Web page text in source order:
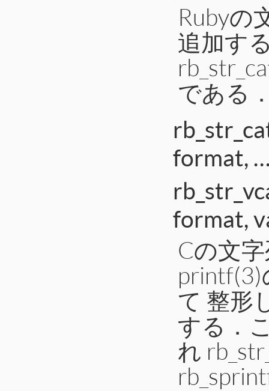
Rubyの
追加す
である
format,
format,
Cの文
て 整形
する．
れ